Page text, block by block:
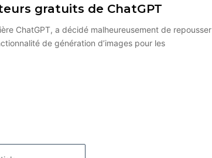
gratuits de ChatGPT
ChatGPT, a décidé malheureusement de repousser
de génération d’images pour les